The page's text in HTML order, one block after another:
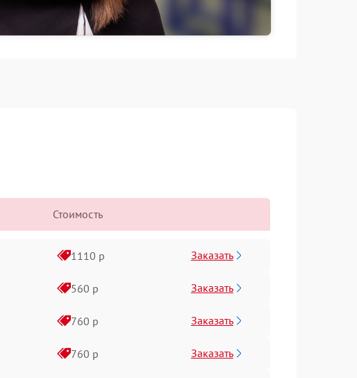
Стоимость
1110 р Заказать
560 р Заказать
760 р Заказать
760 р Заказать